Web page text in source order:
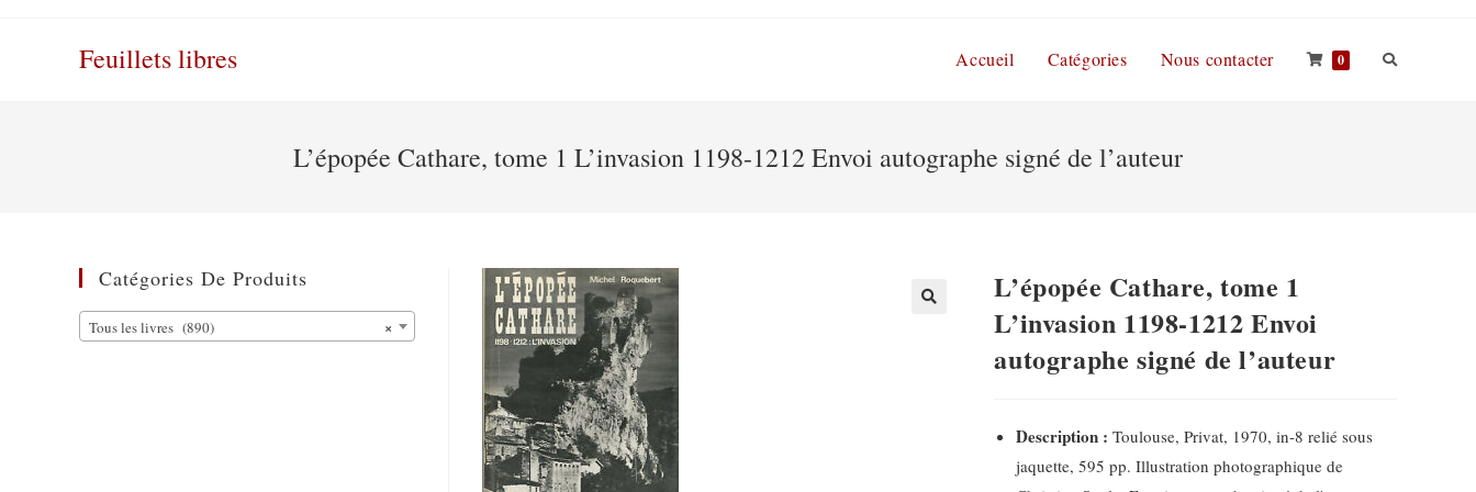
Feuillets libres Accueil Catégories Nous contacter 0
L’épopée Cathare, tome 1 L’invasion 1198-1212 Envoi autographe signé de l’auteur
L’épopée Cathare, tome 1
L’invasion 1198-1212 Envoi
autographe signé de l’auteur
Description : Toulouse, Privat, 1970, in-8 relié sous
jaquette, 595 pp. Illustration photographique de
Catégories De Produits
×
Tous les livres (890)